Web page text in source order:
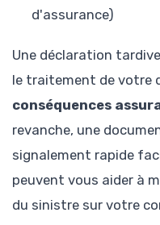
d'assurance)
Une déclaration
le traitement de votre
conséquences
revanche, une
signalement rapide
peuvent vous aider à
du sinistre sur votre